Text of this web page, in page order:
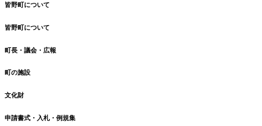
皆野町について
皆野町について
町長・議会・広報
町の施設
文化財
申請書式・入札・例規集